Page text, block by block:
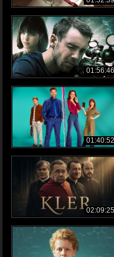
01:56:46
01:40:52
02:09:25